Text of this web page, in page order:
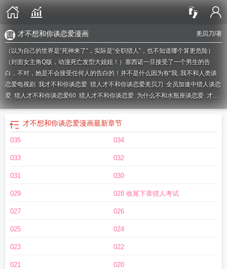
羌贝刀/著
才不想和你谈恋爱漫画
（以为自己的世界是“死神来了”，实际是“全职猎人”，也不知道哪个算更危险）
（封面女主角Q版，动漫死亡发型大姐姐！）塞西诺一旦接受了一个男生的告
白，不对，她是不会接受任何人的告白的！并不是什么因为有“我..我不和人类谈
恋爱电视剧 我才不和你谈恋爱 猎人才不和你谈恋爱羌贝刀 全员加速中猎人谈恋
爱 猎人才不和你谈恋爱60 猎人才不和你谈恋爱 为什么不和水瓶座谈恋爱 才不
和你做朋友演员表才不和你做朋友呢演员表才不和你谈恋爱txt为什么不和护士
猎人才不和你谈恋爱恙贝 猎人才不和你谈恋爱!
人才不和你谈恋爱第36章
什么不和审计谈恋爱
猎人才不和你谈恋爱36
才不想和你谈恋爱漫画最新章节
035 034
033 032
031 030
029 028 收尾下章猎人考试
027 026
025 024
023 022
021 020